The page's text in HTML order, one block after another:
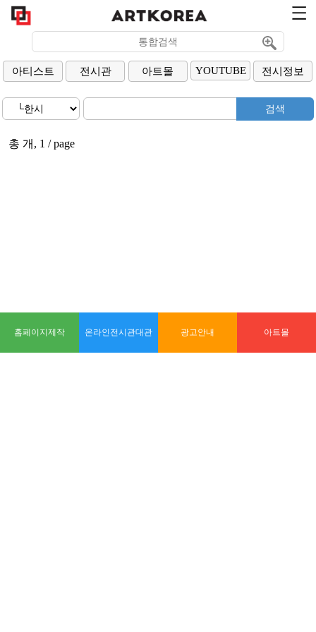
아티스트 전시관 아트몰 YOUTUBE 전시정보
총 개, 1 / page
홈페이지제작 온라인전시관대관 광고안내 아트몰